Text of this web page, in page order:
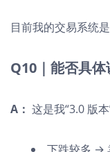
目前我的交易系统是
Q10｜能否具
A： 这是我“3.0 版